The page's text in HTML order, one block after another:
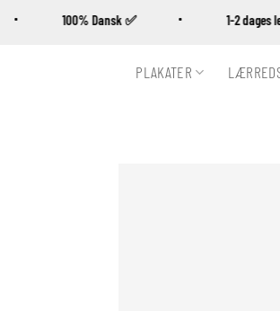
100% Dansk ✅ 1-2
PLAKATER